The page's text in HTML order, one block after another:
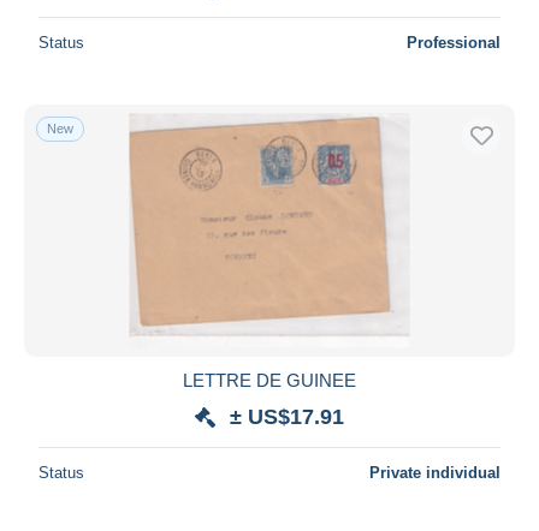
Status Professional
New
LETTRE DE GUINEE
± US$17.91
Status Private individual